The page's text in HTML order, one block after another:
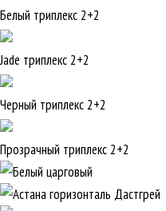
Белый триплекс 2+2
Jade триплекс 2+2
Черный триплекс 2+2
Прозрачный триплекс 2+2